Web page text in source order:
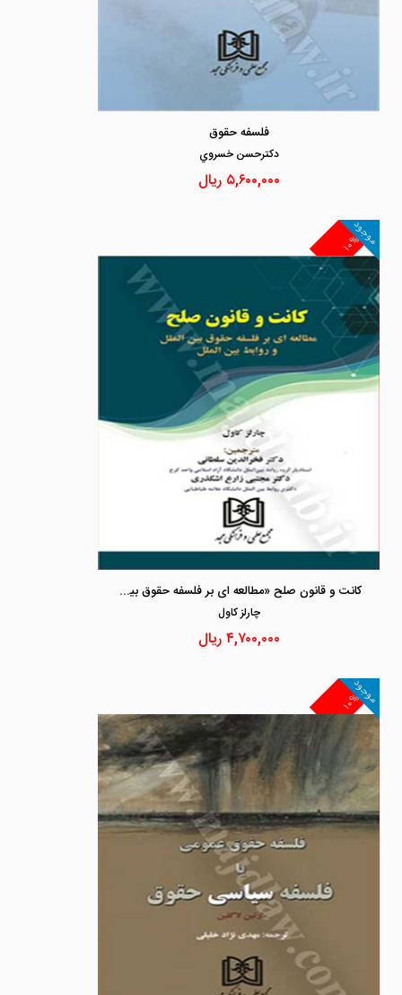
فلسفه حقوق
دكترحسن خسروي
۵,۶۰۰,۰۰۰ ریال
۱۰%
موجود
کانت و قانون صلح «مطالعه ای بر فلسفه حقوق بین الملل و روابط بین الملل»
چارلز كاول
۴,۷۰۰,۰۰۰ریال
۱۰%
موجود